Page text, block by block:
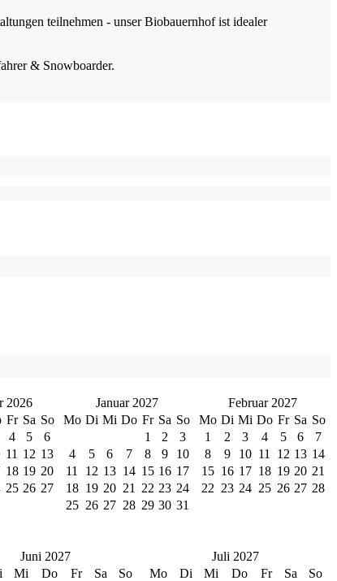
teilnehmen - unser Biobauernhof ist idealer
& Snowboarder.
2026
Fr Sa So
4 5
6
11 12 13
18 19 20
25 26 27
Januar 2027
Mo Di Mi Do Fr Sa So
1
2
3
4
5 6 7 8 9
10
11
12 13 14 15 16 17
18 19 20 21 22 23 24
25 26 27 28 29 30 31
Februar 2027
Mo Di Mi Do Fr Sa So
1
2 3 4 5 6
7
8
9 10 11 12 13 14
15 16 17 18 19 20 21
22 23 24 25 26 27 28
Juni 2027
Mi Do Fr Sa
So
Juli 2027
Mo
Di Mi Do Fr Sa
So